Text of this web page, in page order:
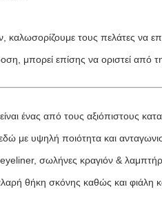
τους πελάτες να
μπορεί επίσης να οριστεί από
ένας από τους αξιόπιστους
με υψηλή ποιότητα και
σωλήνες κραγιόν &
θήκη σκόνης καθώς και φιάλη